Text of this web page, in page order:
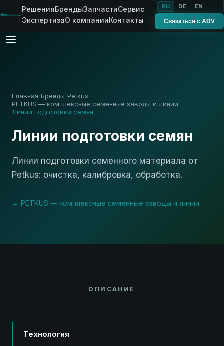
РешенияБрендыЗапчастиСервис
ЭкспертизаО компанииКонтакты
RU DE EN
Связаться с ADV
Главная› Бренды Petkus
PETKUS — комплексные семенные заводы и линии
Линии подготовки семян
Линии подготовки семян
Линии подготовки семенного материала от
Petkus: очистка, калибровка, обработка.
← PETKUS — комплексные семенные заводы и линии
ОПИСАНИЕ
Технология